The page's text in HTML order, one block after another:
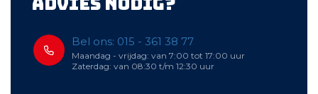
Bel ons: 015 - 361 38 77
Maandag - vrijdag: van 7:00 tot 17:00 uur
Zaterdag: van 08:30 t/m 12:30 uur